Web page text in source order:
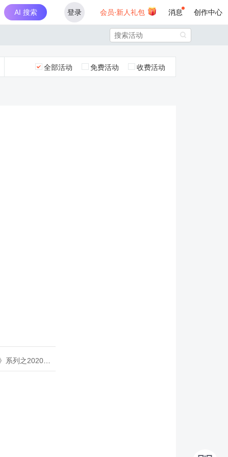
AI 搜索 登录 会员·新人礼包 消息 创作中心

全部活动 免费活动 收费活动
年度开源峰会